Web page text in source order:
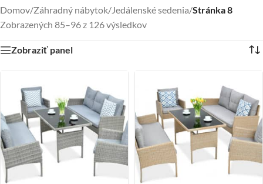
Domov/Záhradný nábytok/Jedálenské sedenia/Stránka 8
Zobrazených 85–96 z 126 výsledkov
Zobraziť panel